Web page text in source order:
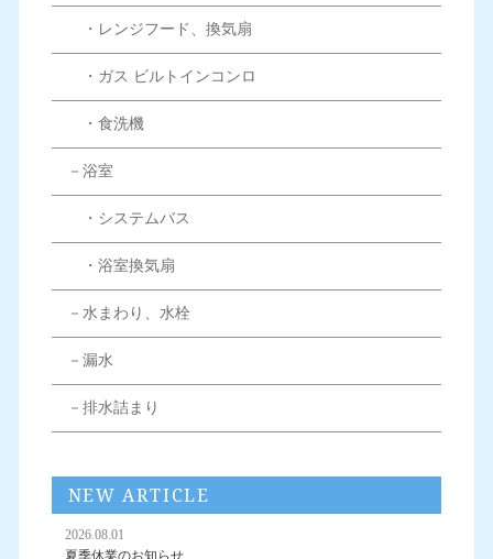
・レンジフード、換気扇
・ガス ビルトインコンロ
・食洗機
－浴室
・システムバス
・浴室換気扇
－水まわり、水栓
－漏水
－排水詰まり
NEW ARTICLE
2026.08.01
夏季休業のお知らせ